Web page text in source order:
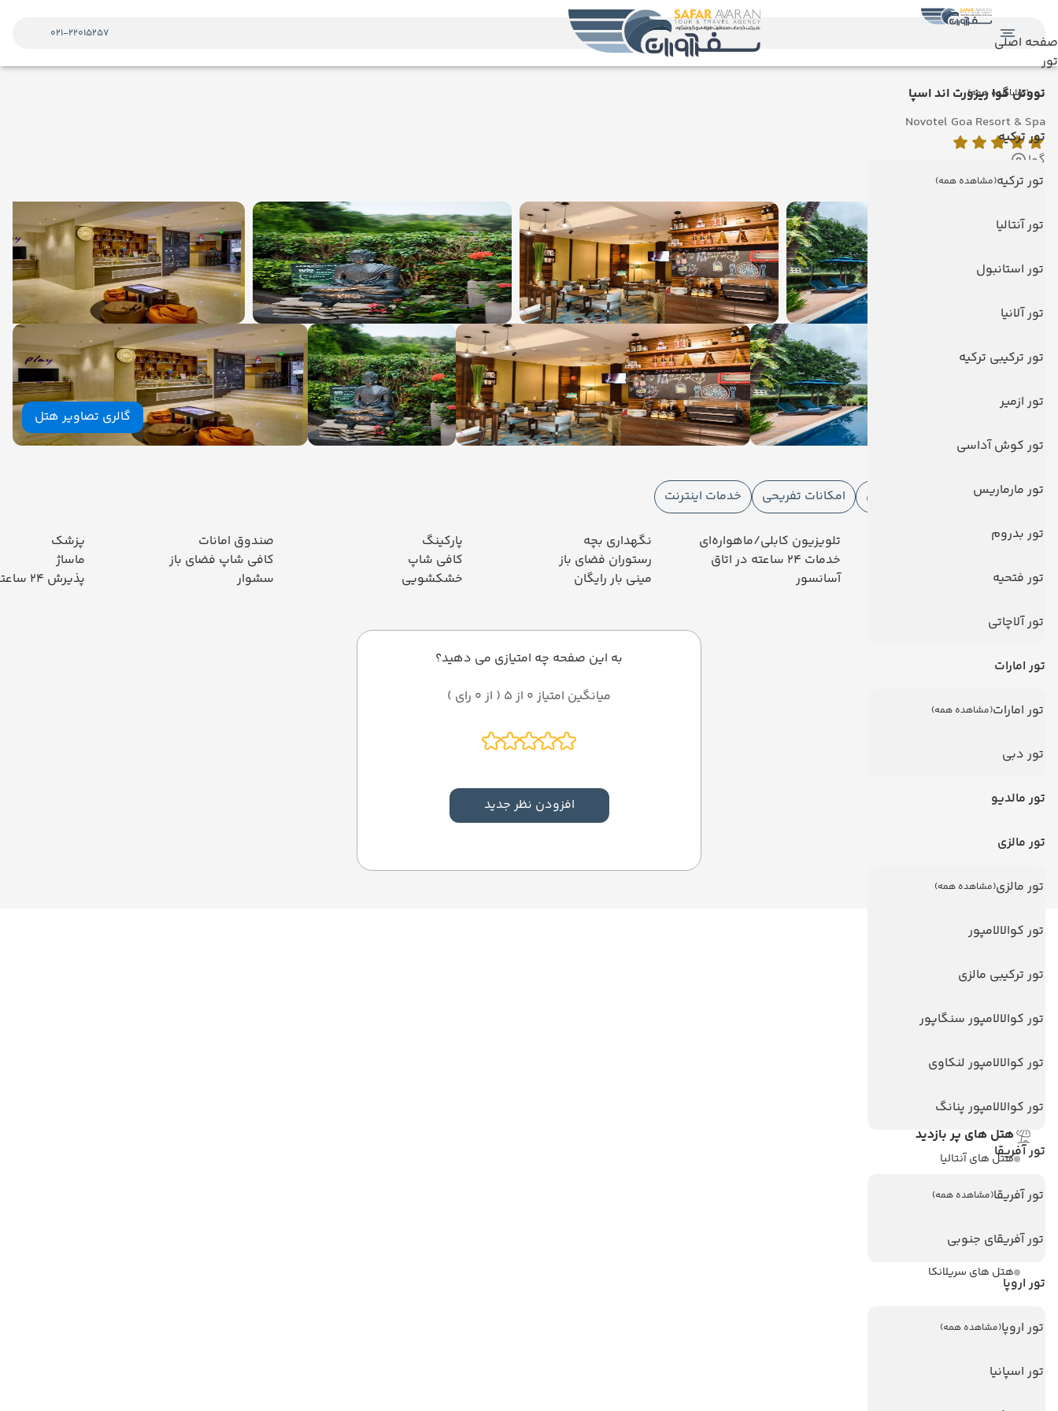
صفحه اصلی
تور
تور(مشاهده همه)
تور ترکیه
تور ترکیه(مشاهده همه)
تور آنتالیا
تور استانبول
تور آلانیا
تور ترکیبی ترکیه
تور ازمیر
تور کوش آداسی
تور مارماریس
تور بدروم
تور فتحیه
تور آلاچاتی
تور امارات
تور امارات(مشاهده همه)
تور دبی
تور مالدیو
تور مالزی
تور مالزی(مشاهده همه)
تور کوالالامپور
تور ترکیبی مالزی
تور کوالالامپور سنگاپور
تور کوالالامپور لنکاوی
تور کوالالامپور پنانگ
تور آفریقا
تور آفریقا(مشاهده همه)
تور آفریقای جنوبی
تور اروپا
تور اروپا(مشاهده همه)
تور اسپانیا
021-22015257
نووتل گوا ریزورت اند اسپا
Novotel Goa Resort & Spa
گوا
نمایش روی نقشه
گالری تصاویر هتل
امکانات هتل
امکانات هتل
امکانات ورزشی امکانات تفریحی خدمات اینترنت
رستوران
ورود حیوانات
تلویزیون کابلی/ماهواره‌ای
خدمات 24 ساعته در اتاق
آسانسور
نگهداری بچه
رستوران فضای باز
مینی بار رایگان
پارکینگ
کافی شاپ
خشکشویی
صندوق امانات
کافی شاپ فضای باز
سشوار
پزشک
ماساژ
پذیرش 24 ساعته
به این صفحه چه امتیازی می دهید؟
میانگین امتیاز 0 از 5 ( از 0 رای )
افزودن نظر جدید
ویزا
درباره ما
تماس با ما
هتل های پر بازدید
هتل های آنتالیا
هتل های استانبول
هتل های اندونزی
هتل های سریلانکا
تورهای پربازدید
تور آنتالیا